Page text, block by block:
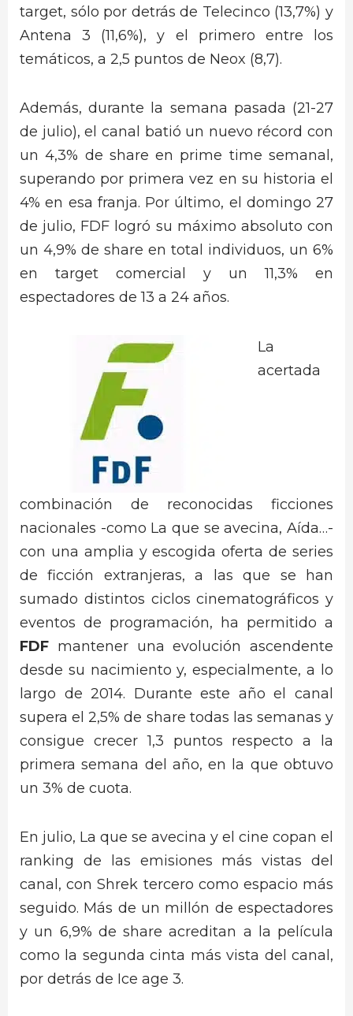
target, sólo por detrás de Telecinco (13,7%) y
Antena 3 (11,6%), y el primero entre los
temáticos, a 2,5 puntos de Neox (8,7).
Además, durante la semana pasada (21-27
de julio), el canal batió un nuevo récord con
un 4,3% de share en prime time semanal,
superando por primera vez en su historia el
4% en esa franja. Por último, el domingo 27
de julio, FDF logró su máximo absoluto con
un 4,9% de share en total individuos, un 6%
en target comercial y un 11,3% en
espectadores de 13 a 24 años.
La
acertada
combinación de reconocidas ficciones
nacionales -como La que se avecina, Aída…-
con una amplia y escogida oferta de series
de ficción extranjeras, a las que se han
sumado distintos ciclos cinematográficos y
eventos de programación, ha permitido a
FDF mantener una evolución ascendente
desde su nacimiento y, especialmente, a lo
largo de 2014. Durante este año el canal
supera el 2,5% de share todas las semanas y
consigue crecer 1,3 puntos respecto a la
primera semana del año, en la que obtuvo
un 3% de cuota.
En julio, La que se avecina y el cine copan el
ranking de las emisiones más vistas del
canal, con Shrek tercero como espacio más
seguido. Más de un millón de espectadores
y un 6,9% de share acreditan a la película
como la segunda cinta más vista del canal,
por detrás de Ice age 3.